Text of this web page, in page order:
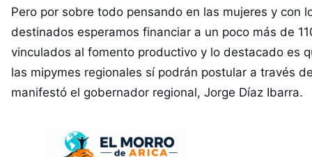
Pero por sobre todo pensando en las mujeres y con
destinados esperamos financiar a un poco más de
vinculados al fomento productivo y lo destacado es
las mipymes regionales sí podrán postular a través
manifestó el gobernador regional, Jorge Díaz Ibarra.